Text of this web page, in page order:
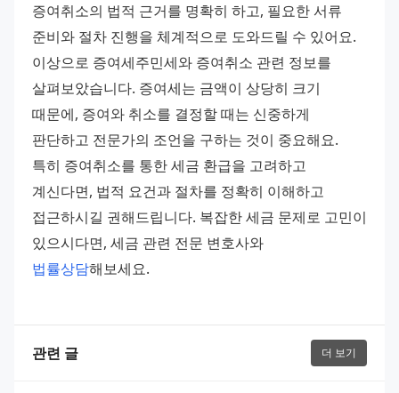
증여취소의 법적 근거를 명확히 하고, 필요한 서류
준비와 절차 진행을 체계적으로 도와드릴 수 있어요.
이상으로 증여세주민세와 증여취소 관련 정보를
살펴보았습니다. 증여세는 금액이 상당히 크기
때문에, 증여와 취소를 결정할 때는 신중하게
판단하고 전문가의 조언을 구하는 것이 중요해요.
특히 증여취소를 통한 세금 환급을 고려하고
계신다면, 법적 요건과 절차를 정확히 이해하고
접근하시길 권해드립니다. 복잡한 세금 문제로 고민이
법률상담해보세요.
관련 글 더 보기